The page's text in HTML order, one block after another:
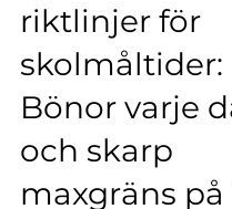
nya
riktlinjer för
skolmåltider: